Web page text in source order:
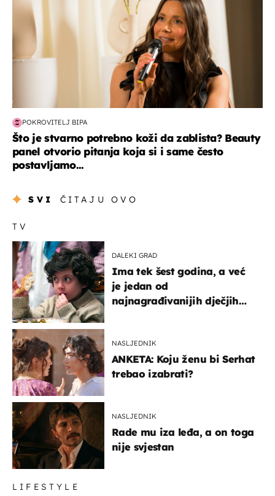
POKROVITELJ BIPA
Što je stvarno potrebno koži da zablista? Beauty
panel otvorio pitanja koja si i same često
postavljamo...
SVI ČITAJU OVO
TV
DALEKI GRAD
Ima tek šest godina, a već
je jedan od
najnagrađivanijih dječjih
NASLJEDNIK
ANKETA: Koju ženu bi Serhat
trebao izabrati?
NASLJEDNIK
Rade mu iza leđa, a on toga
nije svjestan
LIFESTYLE